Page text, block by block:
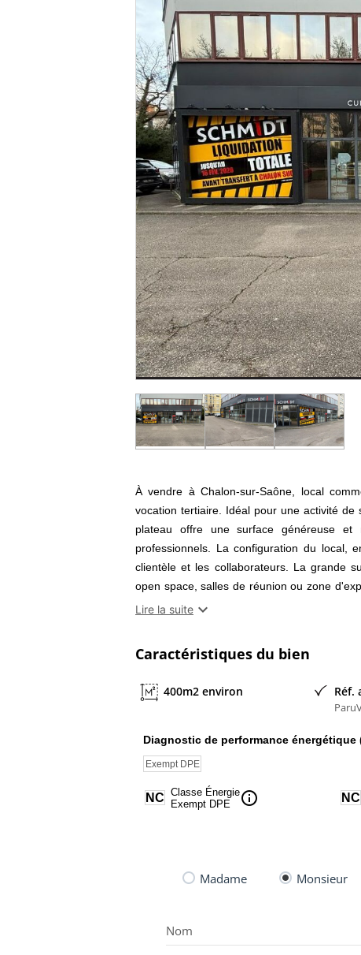
À vendre à Chalon-sur-Saône, local
vocation tertiaire. Idéal pour une activité
plateau offre une surface généreuse et
professionnels. La configuration du local,
clientèle et les collaborateurs. La grande
open space, salles de réunion ou zone
atouts essentiels pour une installation
Lire la suite 
Caractéristiques du bien
400m2 environ Réf.
Diagnostic de performance énergétique
Exempt DPE
NC Classe Énergie
Exempt DPE
info NC
Madame Monsieur
Nom